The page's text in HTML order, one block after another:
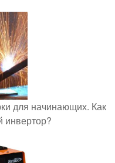
для начинающих. Как
инвертор?